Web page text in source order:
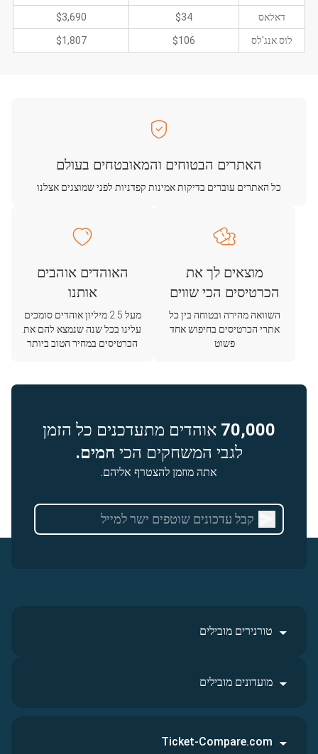
דאלאס $34
$3,690
לוס אנג'לס $106
$1,807
האתרים הבטוחים והמאובטחים בעולם
כל האתרים עוברים בדיקות אמינות קפדניות לפני שמוצגים אצלנו
מוצאים לך את
הכרטיסים הכי שווים
השוואה מהירה ובטוחה בין כל
אתרי הכרטיסים בחיפוש אחד
פשוט
האוהדים אוהבים
אותנו
מעל 2.5 מיליון אוהדים סומכים
עלינו בכל שנה שנמצא להם את
הכרטיסים במחיר הטוב ביותר
70,000 אוהדים מתעדכנים כל הזמן
לגבי המשחקים הכי חמים.
אתה מוזמן להצטרף אליהם.
טורנירים מובילים
מועדונים מובילים
Ticket-Compare.com